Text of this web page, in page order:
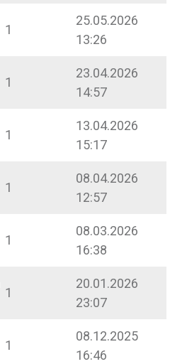
1
25.05.2026
13:26
1
23.04.2026
14:57
1
13.04.2026
15:17
1
08.04.2026
12:57
1
08.03.2026
16:38
1
20.01.2026
23:07
1
08.12.2025
16:46